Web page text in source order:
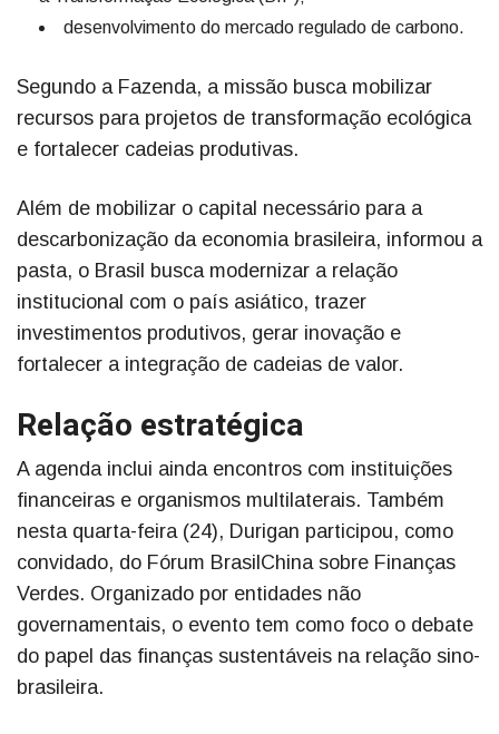
desenvolvimento do mercado regulado de carbono.
Segundo a Fazenda, a missão busca mobilizar
recursos para projetos de transformação ecológica
e fortalecer cadeias produtivas.
Além de mobilizar o capital necessário para a
descarbonização da economia brasileira, informou a
pasta, o Brasil busca modernizar a relação
institucional com o país asiático, trazer
investimentos produtivos, gerar inovação e
fortalecer a integração de cadeias de valor.
Relação estratégica
A agenda inclui ainda encontros com instituições
financeiras e organismos multilaterais. Também
nesta quarta-feira (24), Durigan participou, como
convidado, do Fórum BrasilChina sobre Finanças
Verdes. Organizado por entidades não
governamentais, o evento tem como foco o debate
do papel das finanças sustentáveis na relação sino-
brasileira.